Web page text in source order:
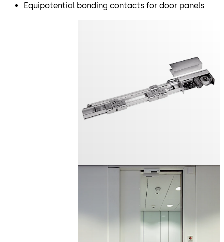
Equipotential bonding contacts for door panels